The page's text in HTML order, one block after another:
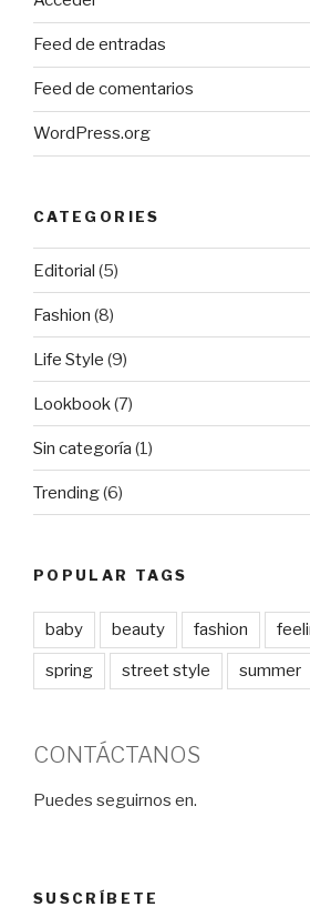
Feed de entradas
Feed de comentarios
WordPress.org
CATEGORIES
Editorial (5)
Fashion (8)
Life Style (9)
Lookbook(7)
Sin categoría (1)
Trending(6)
POPULAR TAGS
baby beauty fashion
spring street style summer
CONTÁCTANOS
Puedes seguirnos en.
SUSCRÍBETE